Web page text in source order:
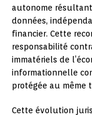
autonome
données,
financier. Cette
responsabilité
immatériels de
informationnelle
protégée au même
Cette évolution